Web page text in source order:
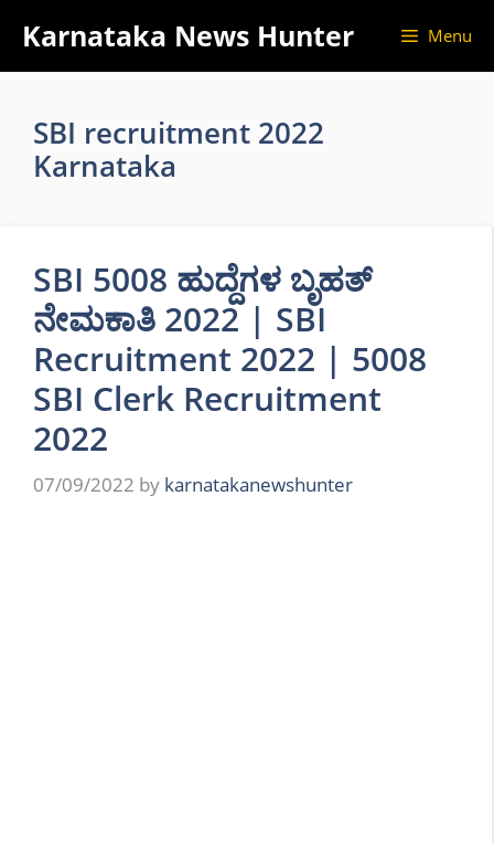
content
Karnataka News Hunter Menu
SBI recruitment 2022
Karnataka
SBI 5008 ಹುದ್ದೆಗಳ ಬೃಹತ್
ನೇಮಕಾತಿ 2022 | SBI
Recruitment 2022 | 5008
SBI Clerk Recruitment
2022
07/09/2022 by karnatakanewshunter